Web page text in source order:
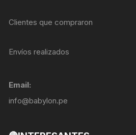
Clientes que compraron
Envíos realizados
Email:
info@babylon.pe